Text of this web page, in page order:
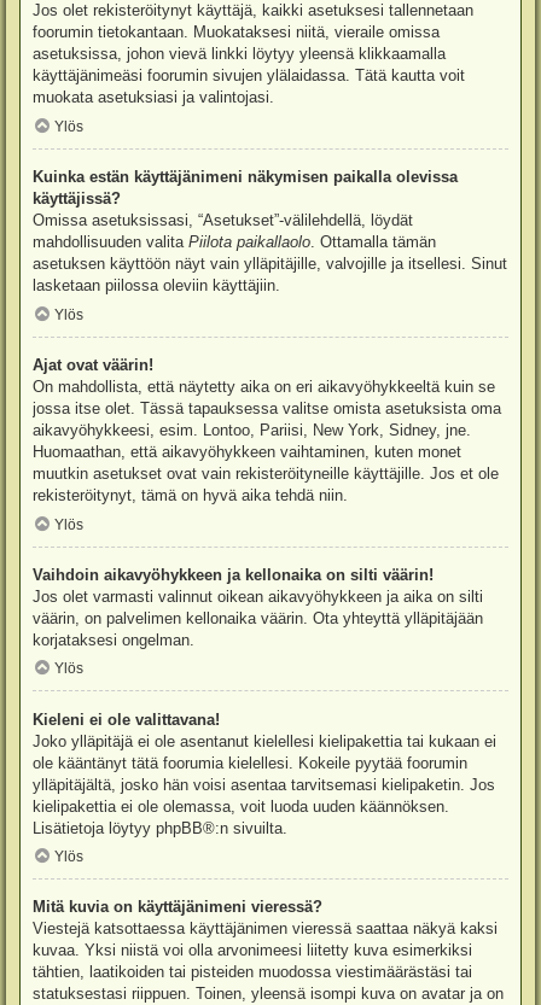
Jos olet rekisteröitynyt käyttäjä, kaikki asetuksesi tallennetaan
foorumin tietokantaan. Muokataksesi niitä, vieraile omissa
asetuksissa, johon vievä linkki löytyy yleensä klikkaamalla
käyttäjänimeäsi foorumin sivujen ylälaidassa. Tätä kautta voit
muokata asetuksiasi ja valintojasi.
Ylös
Kuinka estän käyttäjänimeni näkymisen paikalla olevissa
käyttäjissä?
Omissa asetuksissasi, “Asetukset”-välilehdellä, löydät
mahdollisuuden valita Piilota paikallaolo. Ottamalla tämän
asetuksen käyttöön näyt vain ylläpitäjille, valvojille ja itsellesi. Sinut
lasketaan piilossa oleviin käyttäjiin.
Ylös
Ajat ovat väärin!
On mahdollista, että näytetty aika on eri aikavyöhykkeeltä kuin se
jossa itse olet. Tässä tapauksessa valitse omista asetuksista oma
aikavyöhykkeesi, esim. Lontoo, Pariisi, New York, Sidney, jne.
Huomaathan, että aikavyöhykkeen vaihtaminen, kuten monet
muutkin asetukset ovat vain rekisteröityneille käyttäjille. Jos et ole
rekisteröitynyt, tämä on hyvä aika tehdä niin.
Ylös
Vaihdoin aikavyöhykkeen ja kellonaika on silti väärin!
Jos olet varmasti valinnut oikean aikavyöhykkeen ja aika on silti
väärin, on palvelimen kellonaika väärin. Ota yhteyttä ylläpitäjään
korjataksesi ongelman.
Ylös
Kieleni ei ole valittavana!
Joko ylläpitäjä ei ole asentanut kielellesi kielipakettia tai kukaan ei
ole kääntänyt tätä foorumia kielellesi. Kokeile pyytää foorumin
ylläpitäjältä, josko hän voisi asentaa tarvitsemasi kielipaketin. Jos
kielipakettia ei ole olemassa, voit luoda uuden käännöksen.
Lisätietoja löytyy phpBB®:n sivuilta.
Ylös
Mitä kuvia on käyttäjänimeni vieressä?
Viestejä katsottaessa käyttäjänimen vieressä saattaa näkyä kaksi
kuvaa. Yksi niistä voi olla arvonimeesi liitetty kuva esimerkiksi
tähtien, laatikoiden tai pisteiden muodossa viestimäärästäsi tai
statuksestasi riippuen. Toinen, yleensä isompi kuva on avatar ja on